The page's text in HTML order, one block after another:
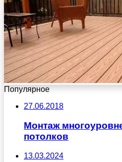
Популярное
27.06.2018
Монтаж
потолков
13.03.2024